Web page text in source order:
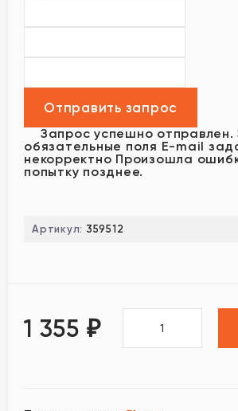
Запрос успешно отправлен.
обязательные поля E-mail
некорректно Произошла
попытку позднее.
Артикул: 359512
1 355 ₽